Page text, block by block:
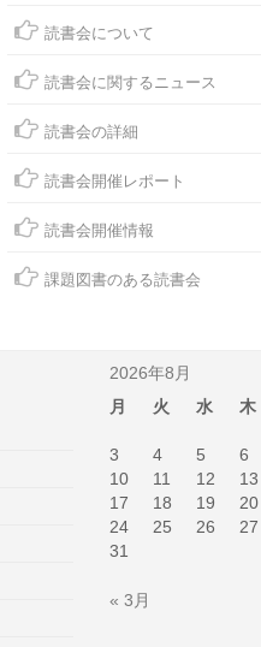
読書会について
読書会に関するニュース
読書会の詳細
読書会開催レポート
読書会開催情報
課題図書のある読書会
2026年8月
月
火 水 木
3
4 5 6
10
11 12 13
17
18 19 20
24
25 26 27
31
« 3月